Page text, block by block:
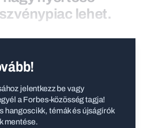
lehet.
jelentkezz be vagy
a Forbes-közösség tagja!
hangoscikk, témák és újságírók
mentése.